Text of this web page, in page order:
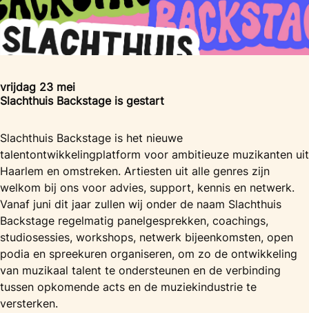
vrijdag 23 mei
Slachthuis Backstage is gestart
Slachthuis Backstage is het nieuwe
talentontwikkelingplatform voor ambitieuze muzikanten uit
Haarlem en omstreken. Artiesten uit alle genres zijn
welkom bij ons voor advies, support, kennis en netwerk.
Vanaf juni dit jaar zullen wij onder de naam Slachthuis
Backstage regelmatig panelgesprekken, coachings,
studiosessies, workshops, netwerk bijeenkomsten, open
podia en spreekuren organiseren, om zo de ontwikkeling
van muzikaal talent te ondersteunen en de verbinding
tussen opkomende acts en de muziekindustrie te
versterken.